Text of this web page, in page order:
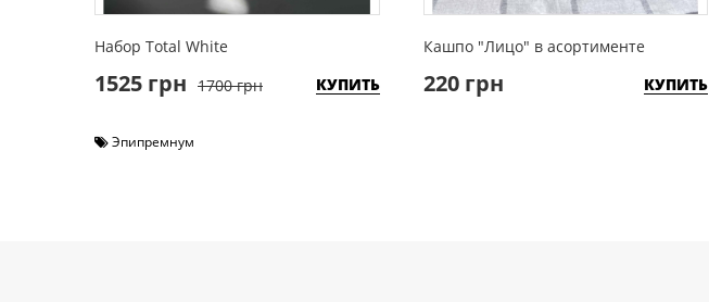
Набор Total White
1525 грн 1700 грн КУПИТЬ
Кашпо "Лицо" в асортименте
220 грн КУПИТЬ
Эпипремнум